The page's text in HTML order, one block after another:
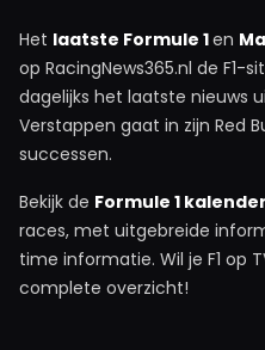
Het laatste Formule 1en
op RacingNews365.nl de F1-
dagelijks het laatste nieuws
Verstappen gaat in zijn Red
successen.
Bekijk de Formule 1 kalender
races, met uitgebreide
time informatie. Wil je F1 op
complete overzicht!